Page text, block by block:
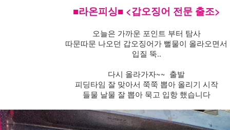
■라온피싱■ <갑오징어 전문 출조>
오늘은 가까운 포인트 부터 탐사
따문따문 나오던 갑오징어가 뻘물이 올라오면서
입질 뚝..
다시 올라가자~~ 출발
피딩타임 잘 맞아서 쭉쭉 뽑아 올리기 시작
들물 날물 잘 뽑아 묵고 입항 했습니다